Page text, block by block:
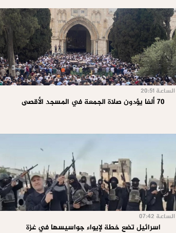
20:51
70 ألفا يؤدون صلاة الجمعة في المسجد الأقصى
07:42
اسرائيل تضع خطة لإيواء جواسيسها في غزة